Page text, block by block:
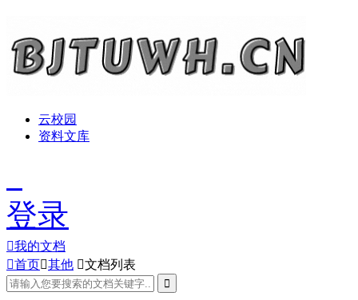
云校园
资料文库
登录
我的文档
首页其他 文档列表
